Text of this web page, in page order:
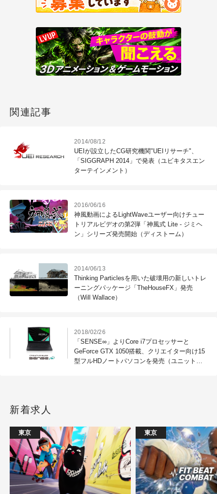
関連記事
2014/08/12
UEIが設立したCG研究機関"UEIリサーチ"、
「SIGGRAPH 2014」で発表（ユビキタスエン
ターテインメント）
2016/06/16
神風動画によるLightWaveユーザー向けチュー
トリアルビデオの第2弾「神風式 Lite - ジミヘ
ン」シリーズ発売開始（ディストーム）
2014/06/13
Thinking Particlesを用いた破壊用の新しいトレ
ーニングパッケージ「TheHouseFX」発売
（Will Wallace）
2018/02/26
「SENSE∞」よりCore i7プロセッサーと
GeForce GTX 1050搭載、クリエイター向け15
型フルHDノートパソコンを発売（ユニットコ
新着求人
東京 東京